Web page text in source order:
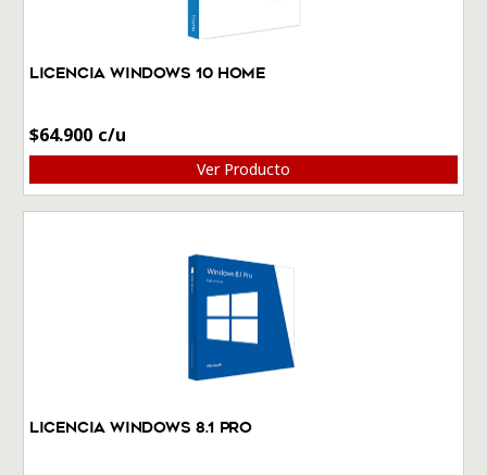
Licencia Windows 10 Home
$64.900
Ver Producto
Licencia Windows 8.1 Pro